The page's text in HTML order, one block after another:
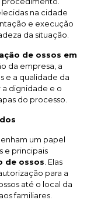
na cidade
e execução
da situação.
de ossos em
da empresa, a
e a qualidade da
a dignidade e o
do processo.
um papel
e principais
de ossos . Elas
para a
até o local da
familiares.